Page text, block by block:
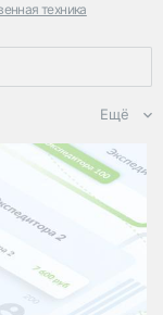
техника
Ещё